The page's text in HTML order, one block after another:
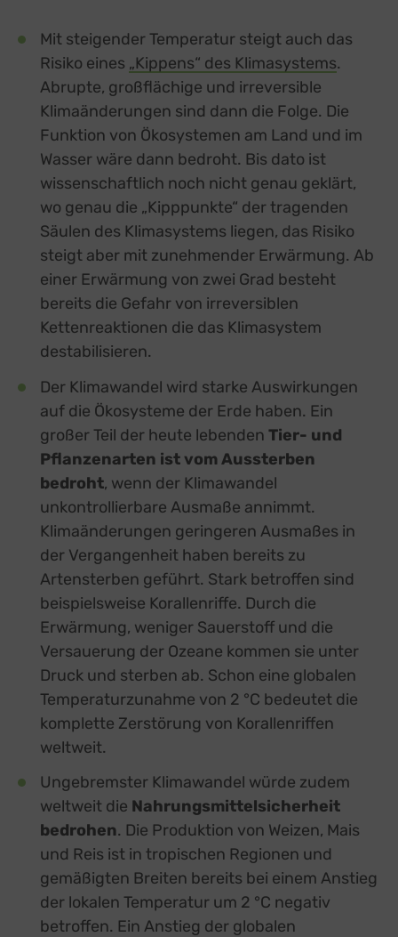
Mit steigender Temperatur steigt auch das
Risiko eines „Kippens“ des Klimasystems.
Abrupte, großflächige und irreversible
Klimaänderungen sind dann die Folge. Die
Funktion von Ökosystemen am Land und im
Wasser wäre dann bedroht. Bis dato ist
wissenschaftlich noch nicht genau geklärt,
wo genau die „Kipppunkte“ der tragenden
Säulen des Klimasystems liegen, das Risiko
steigt aber mit zunehmender Erwärmung. Ab
einer Erwärmung von zwei Grad besteht
bereits die Gefahr von irreversiblen
Kettenreaktionen die das Klimasystem
destabilisieren.
Der Klimawandel wird starke Auswirkungen
auf die Ökosysteme der Erde haben. Ein
großer Teil der heute lebenden Tier- und
Pflanzenarten ist vom Aussterben
bedroht, wenn der Klimawandel
unkontrollierbare Ausmaße annimmt.
Klimaänderungen geringeren Ausmaßes in
der Vergangenheit haben bereits zu
Artensterben geführt. Stark betroffen sind
beispielsweise Korallenriffe. Durch die
Erwärmung, weniger Sauerstoff und die
Versauerung der Ozeane kommen sie unter
Druck und sterben ab. Schon eine globalen
Temperaturzunahme von 2 °C bedeutet die
komplette Zerstörung von Korallenriffen
weltweit.
Ungebremster Klimawandel würde zudem
weltweit die Nahrungsmittelsicherheit
bedrohen. Die Produktion von Weizen, Mais
und Reis ist in tropischen Regionen und
gemäßigten Breiten bereits bei einem Anstieg
der lokalen Temperatur um 2 °C negativ
betroffen. Ein Anstieg der globalen